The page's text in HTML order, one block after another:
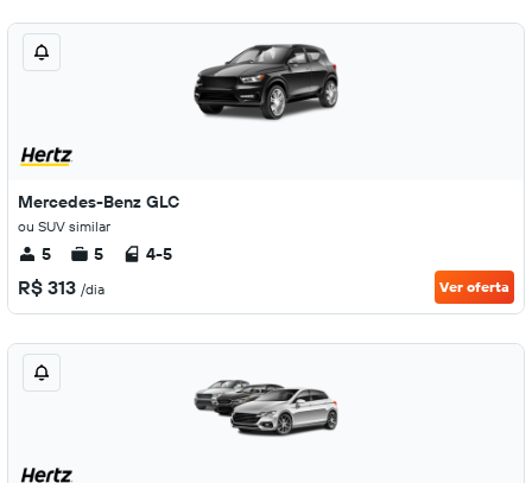
Mercedes-Benz GLC
ou SUV similar
5 5 4-5
R$ 313 /dia Ver oferta